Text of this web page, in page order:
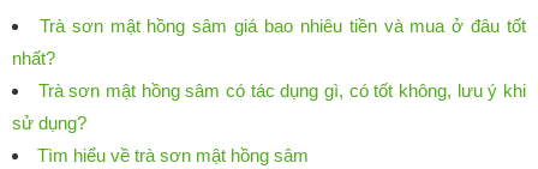
Trà sơn mật hồng sâm giá bao nhiêu tiền và mua ở đâu tốt
nhất?
Trà sơn mật hồng sâm có tác dụng gì, có tốt không, lưu ý khi
sử dụng?
Tìm hiểu về trà sơn mật hồng sâm